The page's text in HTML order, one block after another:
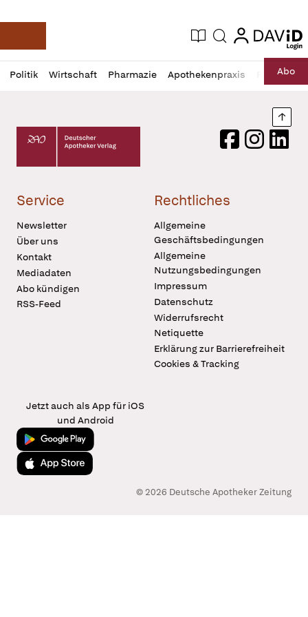
Deutsche Apotheker Zeitung
Aktuelle Ausgabe
Suche login
login
Politik Wirtschaft Pharmazie Apothekenpraxis RechtAbo
Profil
öffnen
Daz
Pur
Deutscher Apotheker Verlag Logo
FacebookInstagram
Service
Newsletter
Über uns
Kontakt
Mediadaten
Abo kündigen
RSS-Feed
Rechtliches
Allgemeine
Geschäftsbedingungen
Allgemeine
Nutzungsbedingungen
Impressum
Datenschutz
Widerrufsrecht
Netiquette
Erklärung zur Barrierefreiheit
Cookies & Tracking
Jetzt auch als App für iOS
und Android
Jetzt bei Google Play
Laden im App Store
© 2026 Deutsche Apotheker Zeitung